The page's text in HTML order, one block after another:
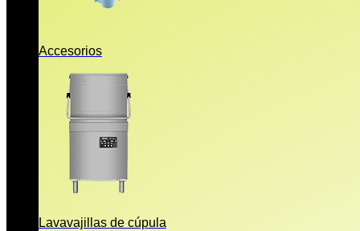
Accesorios
Lavavajillas de cúpula